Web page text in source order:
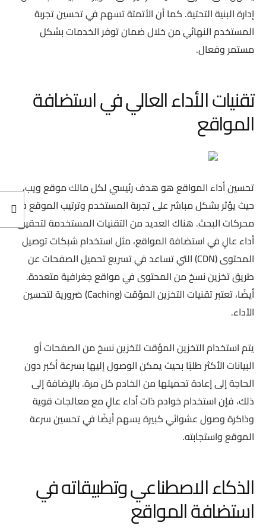
إدارة البنية التحتية. كما أن الأتمتة تسهم في تحسين تجربة
المستخدم النهائي من خلال ضمان توفر الخدمات بشكل
مستمر وفعال.
تقنيات الأداء العالي في استضافة
المواقع
تحسين أداء المواقع هو هدف رئيسي لكل مالك موقع ويب،
حيث يؤثر بشكل مباشر على تجربة المستخدم وترتيب الموقع في
محركات البحث. هناك العديد من التقنيات المستخدمة لتحقيق
أداء عالٍ في استضافة المواقع، مثل استخدام شبكات توصيل
المحتوى (CDN) التي تساعد في تسريع تحميل الصفحات عن
طريق تخزين نسخ من المحتوى في مواقع جغرافية متعددة.
أيضًا، تعتبر تقنيات التخزين المؤقت (Caching) ضرورية لتحسين
الأداء.
يتم استخدام التخزين المؤقت لتخزين نسخ من الصفحات أو
البيانات الأكثر طلبًا بحيث يمكن الوصول إليها بسرعة أكبر دون
الحاجة إلى إعادة تحميلها من الخادم كل مرة. بالإضافة إلى
ذلك، فإن استخدام خوادم ذات أداء عالٍ مع معالجات قوية
وذاكرة وصول عشوائي كبيرة يسهم أيضًا في تحسين سرعة
الموقع واستجابته.
الذكاء الاصطناعي وتطبيقاته في
استضافة المواقع